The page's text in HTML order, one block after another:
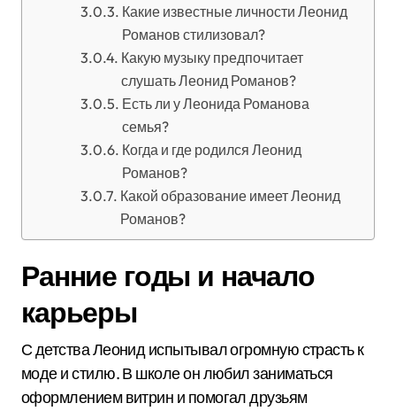
Какие известные личности Леонид
Романов стилизовал?
Какую музыку предпочитает
слушать Леонид Романов?
Есть ли у Леонида Романова
семья?
Когда и где родился Леонид
Романов?
Какой образование имеет Леонид
Романов?
Ранние годы и начало
карьеры
С детства Леонид испытывал огромную страсть к
моде и стилю. В школе он любил заниматься
оформлением витрин и помогал друзьям